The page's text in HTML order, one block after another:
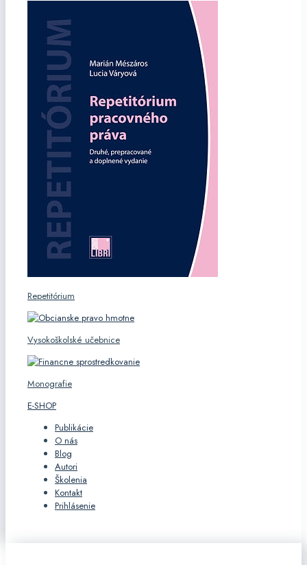
Repetitórium
Vysokoškolské učebnice
Monografie
E-SHOP
Publikácie
O nás
Blog
Autori
Školenia
Kontakt
Prihlásenie